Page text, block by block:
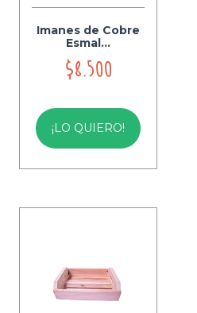
Imanes de Cobre
Esmal...
$8.500
¡LO QUIERO!